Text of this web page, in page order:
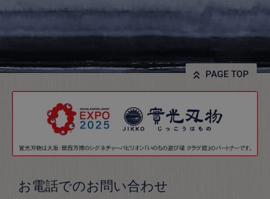
PAGE TOP
お電話でのお問い合わせ